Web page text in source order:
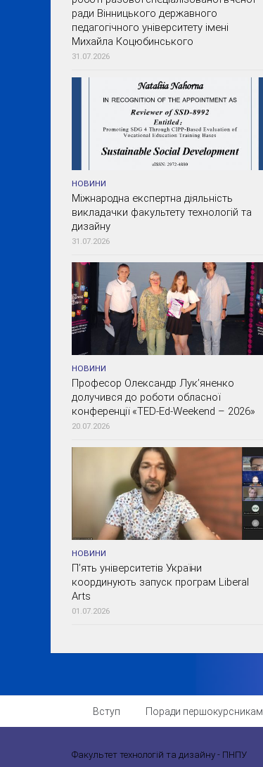
ради Вінницького державного
педагогічного університету імені
Михайла Коцюбинського
31.07.2026
НОВИНИ
Міжнародна експертна діяльність
викладачки факультету технологій та
дизайну
31.07.2026
НОВИНИ
Професор Олександр Лук’яненко
долучився до роботи обласної
конференції «TED-Ed-Weekend – 2026»
20.07.2026
НОВИНИ
П’ять університетів України
координують запуск програм Liberal
Arts
01.07.2026
Вступ Поради першокурсникам
Факультет технологій та дизайну - ПНПУ